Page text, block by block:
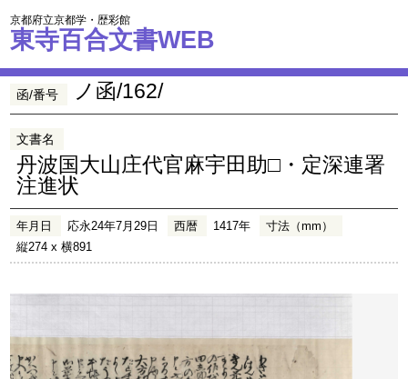
京都府立京都学・歴彩館
東寺百合文書WEB
函/番号 ノ函/162/
文書名
丹波国大山庄代官麻宇田助□・定深連署
注進状
年月日 応永24年7月29日 西暦 1417年
寸法（mm）
縦274 x 横891